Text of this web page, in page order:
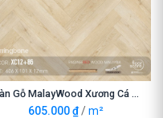
Sàn Gỗ MalayWood Xương Cá XC12+86
605.000₫ /m²